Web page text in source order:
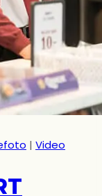
| Video